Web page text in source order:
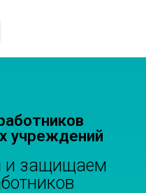
учреждений
и защищаем